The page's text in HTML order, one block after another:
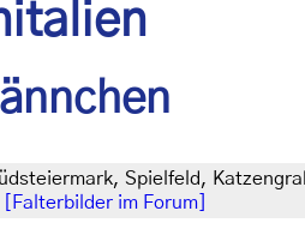
Spielfeld,
[Falterbilder im Forum]